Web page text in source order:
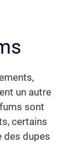
un autre
sont
certains
des dupes